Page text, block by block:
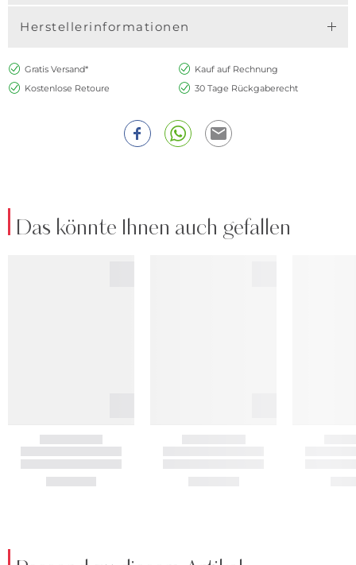
Herstellerinformationen
Gratis Versand*
Kauf auf Rechnung
Kostenlose Retoure
30 Tage Rückgaberecht
Das könnte Ihnen auch gefallen